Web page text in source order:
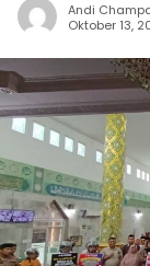
Andi
Oktober 13,